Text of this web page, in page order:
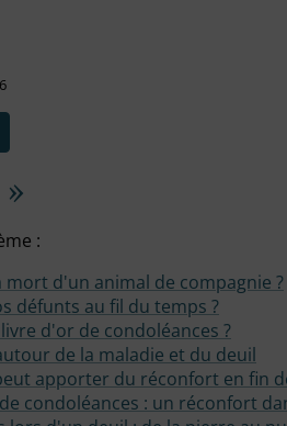
:
d'un animal de compagnie ?
défunts au fil du temps ?
d'or de condoléances ?
de la maladie et du deuil
apporter du réconfort en fin
condoléances : un réconfort